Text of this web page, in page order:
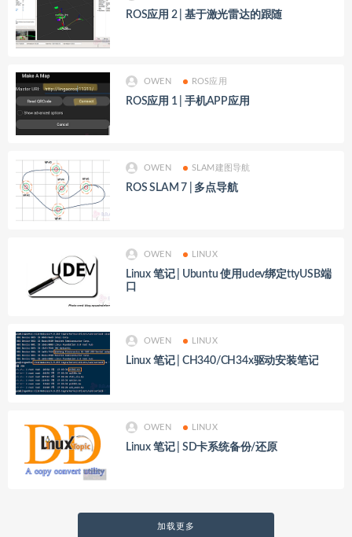
ROS应用 2 | 基于激光雷达的跟随
OWEN ROS应用
ROS应用 1 | 手机APP应用
OWEN SLAM建图导航
ROS SLAM 7 | 多点导航
OWEN LINUX
Linux 笔记 | Ubuntu 使用udev绑定ttyUSB端
口
OWEN LINUX
Linux 笔记 | CH340/CH34x驱动安装笔记
OWEN LINUX
Linux 笔记 | SD卡系统备份/还原
加载更多